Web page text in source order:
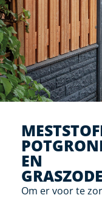
EN
Om er voor te